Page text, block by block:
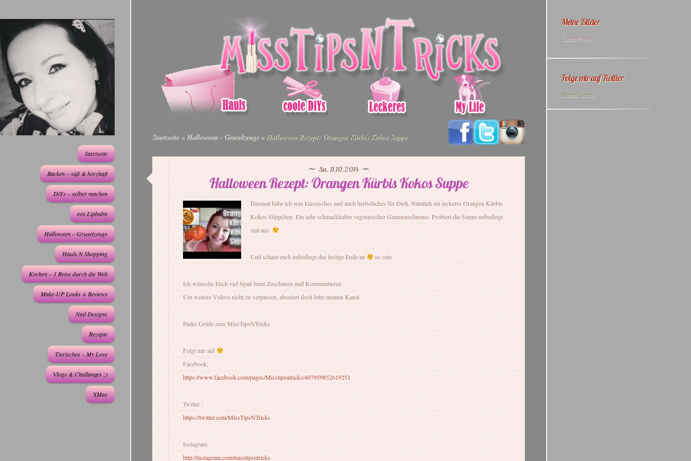
Startseite
Backen – süß & herzhaft
DiYs – selber machen
eos Lipbalm
Halloween – Gruselzeugs
Hauls N Shopping
Kochen – 1 Reise durch die Welt
Make-UP Looks + Reviews
Nail Designs
Rezepte
Tierisches – My Love
Vlogs & Challanges ;)
XMas
Startseite » Halloween - Gruselzeugs »Halloween Rezept: Orangen Kürbis Kokos Suppe
Sa. 11.10.2014
Halloween Rezept: Orangen Kürbis Kokos Suppe
Diesmal habe ich was klassisches und auch herbstliches für Dich. Nämlich ein leckeres Orangen Kürbis
Kokos Süppchen. Ein sehr schmackhaftervegetarischer Gaumenschmaus. Probiert die Suppe unbedingt
mal aus.
Und schaut euch unbedingt das lustige Ende an so cute
Ich wünsche Euch viel Spaß beim Zuschauen und Kommentieren.
Um weitere Videos nicht zu verpassen, aboniert doch bitte meinen Kanal.
Pinke Grüße eure MissTipsNTricks
Folgt mir auf
Facebook:
https://www.facebook.com/pages/Misstipsntricks/407959852619251
Twitter :
https://twitter.com/MissTipsNTricks
Instagram
http://instagram.com/misstipsntricks
Meine Bilder
Letzte Fotos
Folge mir auf Twitter
Meine Tweets